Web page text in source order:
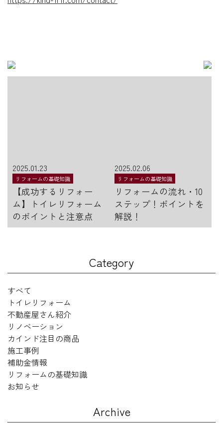
2025.01.23
リフォームの基礎知識
【成功するリフォー
ム】トイレリフォーム
のポイントと注意点
2025.02.06
リフォームの基礎知識
リフォームの流れ・10
ステップ！ポイントを
解説！
Category
すべて
トイレリフォーム
不動産屋さん紹介
リノベーション
カインド注目の商品
施工事例
補助金情報
リフォームの基礎知識
お知らせ
Archive